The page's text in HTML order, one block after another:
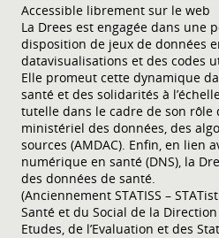
Accessible librement sur le web
La Drees est engagée dans une
disposition de jeux de données
datavisualisations et des codes
Elle promeut cette dynamique
santé et des solidarités à
tutelle dans le cadre de son rôle
ministériel des données, des
sources (AMDAC). Enfin, en lien
numérique en santé (DNS), la
des données de santé.
(Anciennement STATISS –
Santé et du Social de la
Etudes, de l’Evaluation et des